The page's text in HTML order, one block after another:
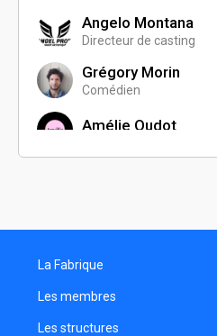
Angelo Montana
Directeur de casting
Grégory Morin
Comédien
Amélie Oudot
Sacha Poiré
Assistant réalisateur
Etienne Falck-Suzuki
La Fabrique
Les membres
Les structures